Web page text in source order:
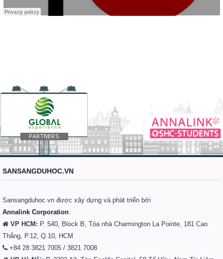
SANSANGDUHOC.VN
Sansangduhoc.vn được xây dựng và phát triển bởi
Annalink Corporation
VP HCM: P. 540, Block B, Tòa nhà Charmington La Pointe, 181 Cao
Thắng, P.12, Q.10, HCM
+84 28 3821 7005 / 3821 7008